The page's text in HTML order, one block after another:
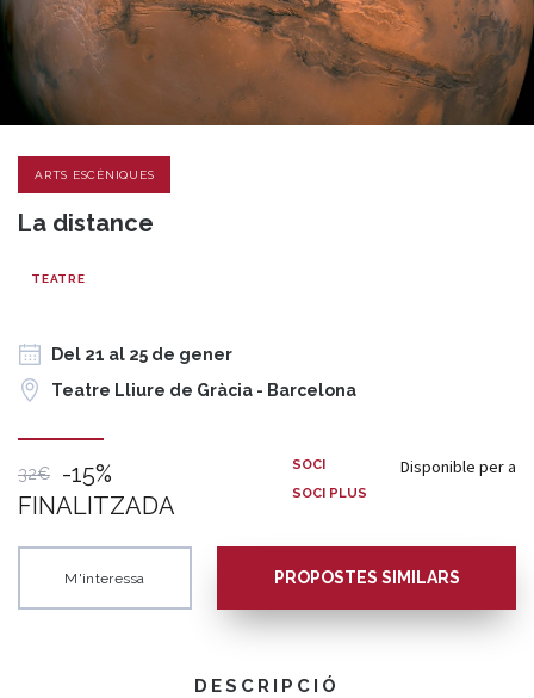
ARTS ESCÈNIQUES
La distance
TEATRE
Del 21 al 25 de gener
Teatre Lliure de Gràcia - Barcelona
32€
-15%
FINALITZADA
Disponible per a
SOCI
SOCI PLUS
M'interessa PROPOSTES SIMILARS
DESCRIPCIÓ